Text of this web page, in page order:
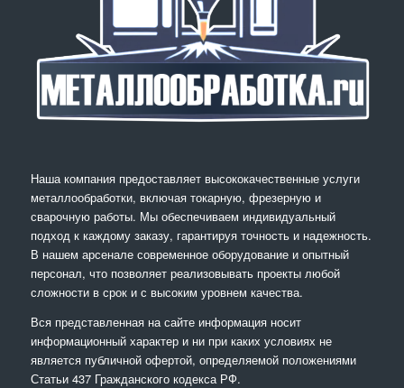
Наша компания предоставляет высококачественные услуги
металлообработки, включая токарную, фрезерную и
сварочную работы. Мы обеспечиваем индивидуальный
подход к каждому заказу, гарантируя точность и надежность.
В нашем арсенале современное оборудование и опытный
персонал, что позволяет реализовывать проекты любой
сложности в срок и с высоким уровнем качества.
Вся представленная на сайте информация носит
информационный характер и ни при каких условиях не
является публичной офертой, определяемой положениями
Статьи 437 Гражданского кодекса РФ.